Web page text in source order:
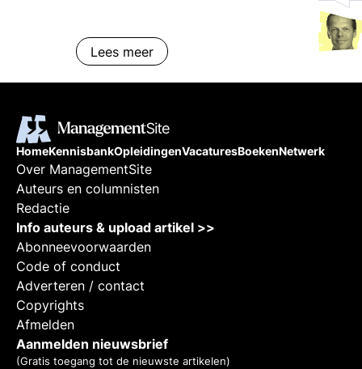
Lees meer
HomeKennisbankOpleidingenVacaturesBoekenNetwerk
Over ManagementSite
Auteurs en columnisten
Redactie
Info auteurs & upload artikel >>
Abonneevoorwaarden
Code of conduct
Adverteren / contact
Copyrights
Afmelden
Aanmelden nieuwsbrief
(Gratis toegang tot de nieuwste artikelen)